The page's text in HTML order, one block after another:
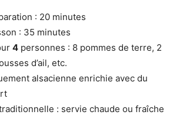
: 20 minutes
: 35 minutes
4 personnes : 8 pommes de terre, 2
d’ail, etc.
alsacienne enrichie avec du
: servie chaude ou fraîche